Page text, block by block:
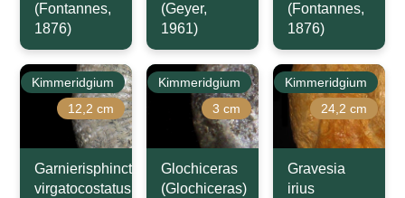
(Fontannes,
1876)
(Geyer,
1961)
(Fontannes,
1876)
Kimmeridgium
12,2 cm
Garnierisphinctes
virgatocostatus
Kimmeridgium
3 cm
Glochiceras
(Glochiceras)
Kimmeridgium
24,2 cm
Gravesia
irius